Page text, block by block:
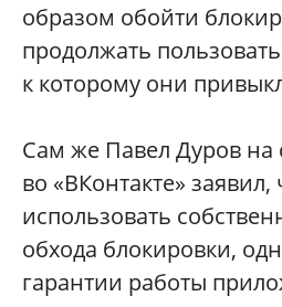
образом обойти
продолжать
к которому они
Сам же Павел Дуров на
во «ВКонтакте» заявил,
использовать
обхода блокировки,
гарантии работы